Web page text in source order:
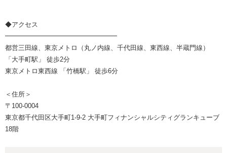
◆アクセス
━━━━━━━━━━━━━━━━━
都営三田線、東京メトロ（丸ノ内線、千代田線、東西線、半蔵門線）
「大手町駅」 徒歩2分
東京メトロ東西線 「竹橋駅」 徒歩6分
＜住所＞
〒100-0004
東京都千代田区大手町1-9-2 大手町フィナンシャルシティグランキューブ
18階